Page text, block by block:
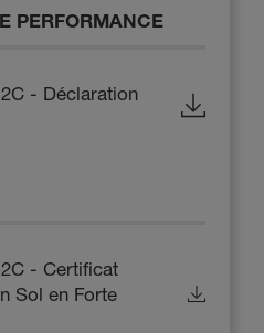
PERFORMANCE
- Déclaration
- Certificat
Sol en Forte